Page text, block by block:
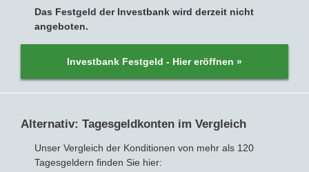
Das Festgeld der Investbank wird derzeit nicht
angeboten.
Investbank Festgeld - Hier eröffnen »
Alternativ: Tagesgeldkonten im Vergleich
Unser Vergleich der Konditionen von mehr als 120
Tagesgeldern finden Sie hier: